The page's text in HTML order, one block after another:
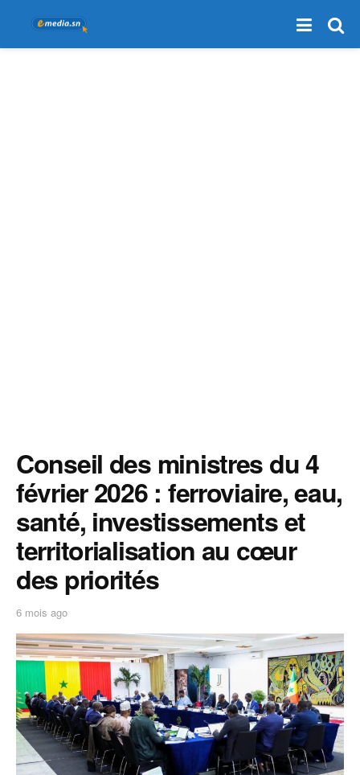
Conseil des ministres du 4
février 2026 : ferroviaire, eau,
santé, investissements et
territorialisation au cœur
des priorités
6 mois ago